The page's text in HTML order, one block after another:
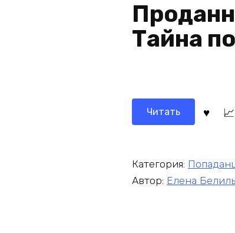
Тайна
Читать
Категория:
Автор: Елена